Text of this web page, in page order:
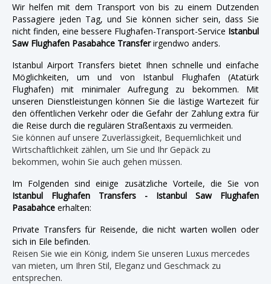
Wir helfen mit dem Transport von bis zu einem Dutzenden
Passagiere jeden Tag, und Sie können sicher sein, dass Sie
nicht finden, eine bessere Flughafen-Transport-Service Istanbul
Saw Flughafen Pasabahce Transferirgendwo anders.
Istanbul Airport Transfers bietet Ihnen schnelle und einfache
Möglichkeiten, um und von Istanbul Flughafen (Atatürk
Flughafen) mit minimaler Aufregung zu bekommen. Mit
unseren Dienstleistungen können Sie die lästige Wartezeit für
den öffentlichen Verkehr oder die Gefahr der Zahlung extra für
die Reise durch die regulären Straßentaxis zu vermeiden.
Sie können auf unsere Zuverlässigkeit, Bequemlichkeit und
Wirtschaftlichkeit zählen, um Sie und Ihr Gepäck zu
bekommen, wohin Sie auch gehen müssen.
Im Folgenden sind einige zusätzliche Vorteile, die Sie von
Istanbul Flughafen Transfers - Istanbul Saw Flughafen
Pasabahce erhalten:
Private Transfers für Reisende, die nicht warten wollen oder
sich in Eile befinden.
Reisen Sie wie ein König, indem Sie unseren Luxus mercedes
van mieten, um Ihren Stil, Eleganz und Geschmack zu
entsprechen.